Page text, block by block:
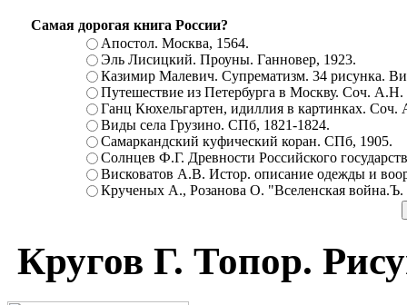
Самая дорогая книга России?
Апостол. Москва, 1564.
Эль Лисицкий. Проуны. Ганновер, 1923.
Казимир Малевич. Супрематизм. 34 рисунка.
Путешествие из Петербурга в Москву. Соч.
Ганц Кюхельгартен, идиллия в картинках.
Виды села Грузино. СПб, 1821-1824.
Самаркандский куфический коран. СПб, 1905.
Солнцев Ф.Г. Древности Российского
Висковатов А.В. Истор. описание одежды и
Крученых А., Розанова О. "Вселенская
Кругов Г. Топор.